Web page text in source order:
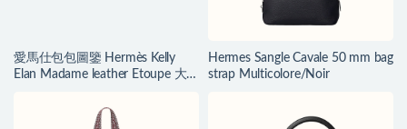
愛馬仕包包圖鑒 Hermès Kelly
Elan Madame leather Etoupe 大
Hermes Sangle Cavale 50 mm bag
strap Multicolore/Noir